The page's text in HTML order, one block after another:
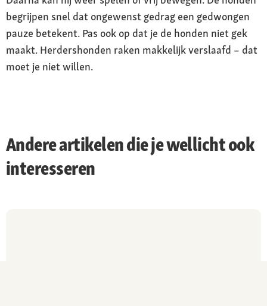
begrijpen snel dat ongewenst gedrag een gedwongen
pauze betekent. Pas ook op dat je de honden niet gek
maakt. Herdershonden raken makkelijk verslaafd – dat
moet je niet willen.
Andere artikelen die je wellicht ook
interesseren